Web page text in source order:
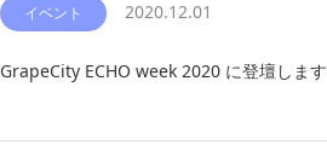
イベント 2020.12.01
GrapeCity ECHO week 2020 に登壇します